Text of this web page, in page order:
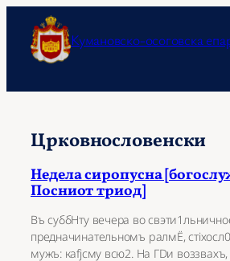
содржината Кумановско-осоговска
Црковнословенски
Недела сиропусна
Посниот триод]
Въ суббHту вeчера во
предначинaтельномъ pалмЁ,
мyжъ: каfjсму всю2. На ГDи